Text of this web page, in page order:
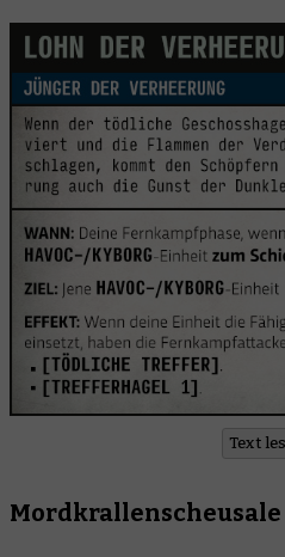
Text
Mordkrallenscheusale